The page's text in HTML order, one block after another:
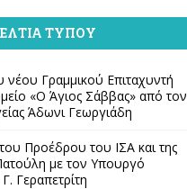
ΤΎΠΟΥ
νέου Γραμμικού Επιταχυντή
«Ο Άγιος Σάββας» από τον
Άδωνι Γεωργιάδη
Προέδρου του ΙΣΑ και της
με τον Υπουργό
Γεραπετρίτη